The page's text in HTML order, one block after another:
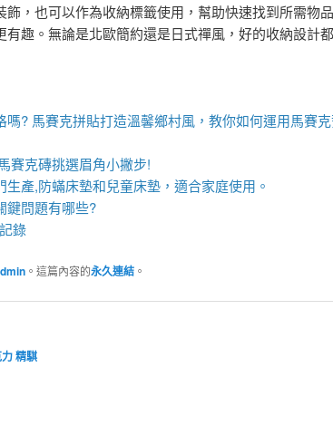
飾，也可以作為收納標籤使用，幫助快速找到所需物
有趣。無論是北歐簡約還是日式禪風，好的收納設計
嗎? 馬賽克拼貼打造溫馨鄉村風，教你如何運用馬賽
馬賽克磚挑選眉角小撇步!
生產,防蟎床墊和兒童床墊，適合家庭使用。
鍵問題有哪些?
錄
。這篇內容的永久連結。
精騏